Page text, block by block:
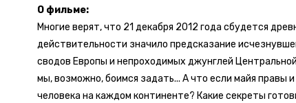
О фильме:
Многие верят, что 21 декабря 2012 года сбудется
действительности значило предсказание
сводов Европы и непроходимых джунглей
мы, возможно, боимся задать... А что если майя правы
человека на каждом континенте? Какие секреты